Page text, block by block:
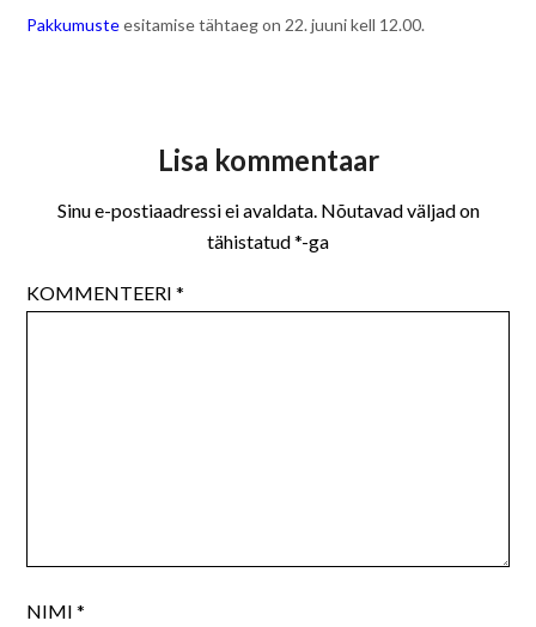
Pakkumusteesitamise tähtaeg on 22. juuni kell 12.00.
Lisa kommentaar
Sinu e-postiaadressi ei avaldata. Nõutavad väljad on
tähistatud*-ga
KOMMENTEERI*
NIMI*